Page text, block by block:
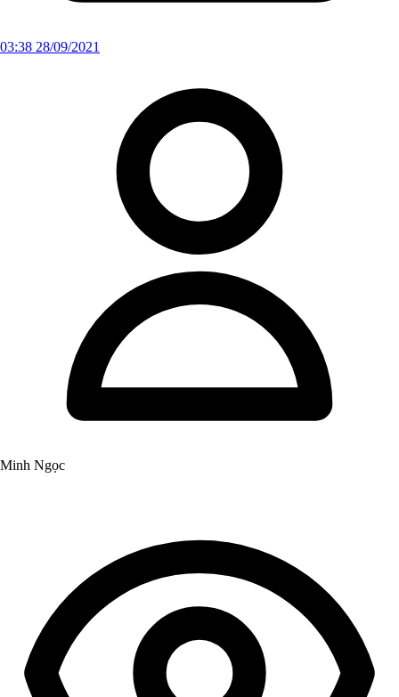
03:38 28/09/2021
Minh Ngọc